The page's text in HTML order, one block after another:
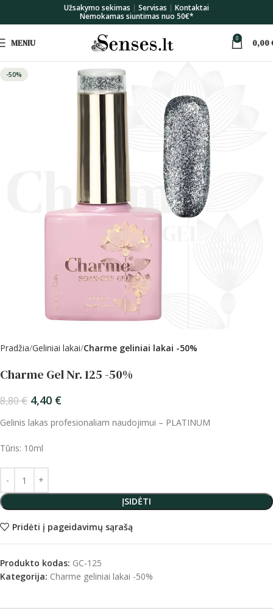
Užsakymo sekimas | Servisas | Kontaktai
Nemokamas siuntimas nuo 50€*
MENIU 0 0,00
-50%
Pradžia Geliniai lakai Charme geliniai lakai -50%
Charme Gel Nr. 125 -50%
8,80€ 4,40 €
Gelinis lakas profesionaliam naudojimui – PLATINUM
Tūris: 10ml
ĮSIDĖTI
Pridėti į pageidavimų sąrašą
Produkto kodas: GC-125
Kategorija: Charme geliniai lakai -50%